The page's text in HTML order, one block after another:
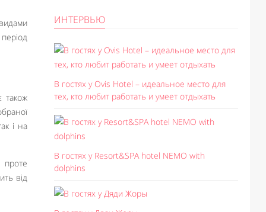
також
і на
проте
від
ИНТЕРВЬЮ
В гостях у Ovis Hotel – идеальное место для
тех, кто любит работать и умеет отдыхать
В гостях у Resort&SPA hotel NEMO with
dolphins